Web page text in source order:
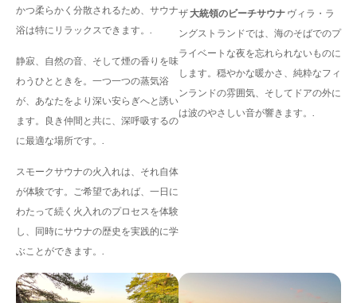
かつ柔らかく分散されるため、サウナ
浴は特にリラックスできます。.
静寂、自然の音、そして煙の香りを味
わうひとときを。一つ一つの蒸気浴
が、あなたをより深い安らぎへと誘い
ます。良き仲間と共に、深呼吸するの
に最適な場所です。.
スモークサウナの火入れは、それ自体
が体験です。ご希望であれば、一日に
わたって続く火入れのプロセスを体験
し、同時にサウナの歴史を実践的に学
ぶことができます。.
ザ大統領のビーチサウナ ヴィラ・ラ
ングストランドでは、海のそばでのプ
ライベートな夜を忘れられないものに
します。穏やかな暖かさ、純粋なフィ
ンランドの雰囲気、そしてドアの外に
は波のやさしい音が響きます。.